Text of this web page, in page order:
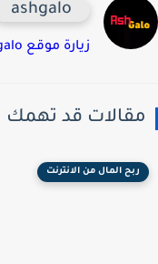
ashgalo
زيارة موقع ashgalo
قد تهمك
ربح المال من الانترنت